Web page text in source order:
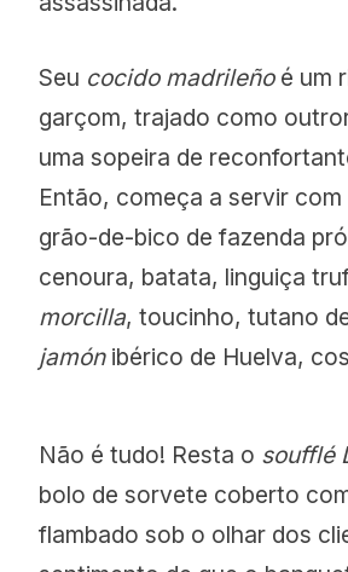
Seu cocido madrileñoé um
garçom, trajado como
uma sopeira de
Então, começa a servir com
grão-de-bico de fazenda
cenoura, batata, linguiça
morcilla, toucinho, tutano
jamónibérico de Huelva,
Não é tudo! Resta o soufflé
bolo de sorvete coberto
flambado sob o olhar dos